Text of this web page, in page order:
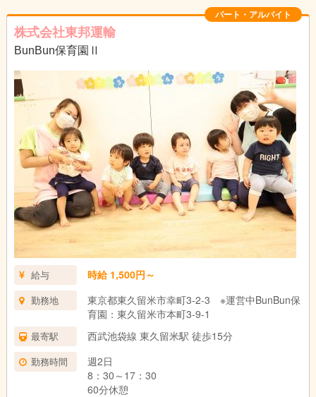
パート・アルバイト
株式会社東邦運輸
BunBun保育園Ⅱ
給与 時給 1,500円～
勤務地
東京都東久留米市幸町3-2-3 ※運営中BunBun保
育園：東久留米市本町3-9-1
最寄駅 西武池袋線 東久留米駅 徒歩15分
勤務時間
週2日
8：30～17：30
60分休憩